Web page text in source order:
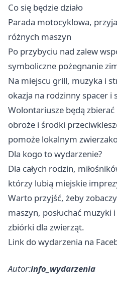
Co się będzie działo
Parada motocyklowa,
różnych maszyn
Po przybyciu nad zalew
symboliczne pożegnanie
Na miejscu grill, muzyka i
okazja na rodzinny spacer i
Wolontariusze będą
obroże i środki
pomoże lokalnym
Dla kogo to wydarzenie?
Dla całych rodzin,
którzy lubią miejskie
Warto przyjść, żeby
maszyn, posłuchać muzyki
zbiórki dla zwierząt.
Link do wydarzenia na
Autor:info_wydarzenia